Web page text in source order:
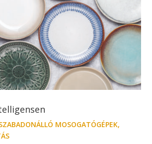
MOSOGATÓGÉPEK,